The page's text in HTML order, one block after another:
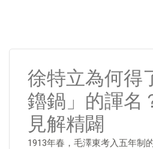
徐特立為何得
鑥鍋」的諢名
見解精闢
1913年春，毛澤東考入五年制